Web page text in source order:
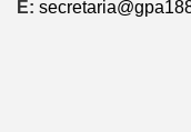
E: